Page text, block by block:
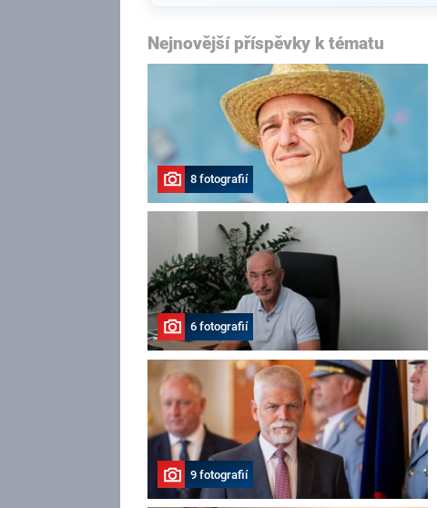
Nejnovější příspěvky k tématu
8 fotografií
6 fotografií
9 fotografií